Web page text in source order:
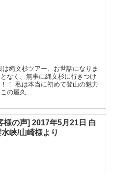
縄文杉ツアー、お世話になりま
なく、無事に縄文杉に行きつけ
！ 私は本当に初めて登山の魅力
の屋久...
様の声] 2017年5月21日 白
峡/山崎様より